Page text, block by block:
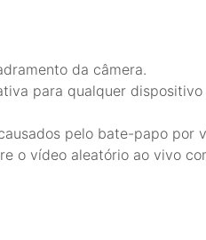
da câmera.
para qualquer dispositivo
pelo bate-papo por
o vídeo aleatório ao vivo